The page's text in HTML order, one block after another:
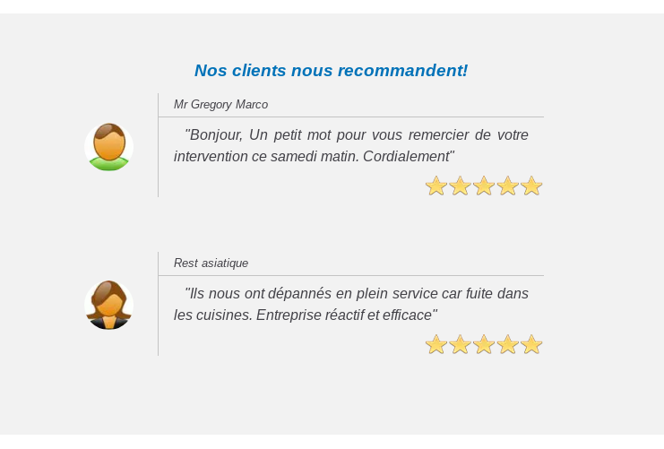
Nos clients nous recommandent!
Mr Gregory Marco
"Bonjour, Un petit mot pour vous remercier de votre
intervention ce samedi matin. Cordialement"
Rest asiatique
"Ils nous ont dépannés en plein service car fuite dans
les cuisines. Entreprise réactif et efficace"